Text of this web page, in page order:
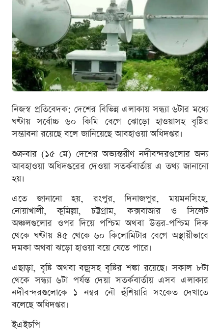
নিজস্ব প্রতিবেদক: দেশের বিভিন্ন এলাকায় সন্ধ্যা ৬টার মধ্যে
ঘণ্টায় সর্বোচ্চ ৬০ কিমি বেগে ঝোড়ো হাওয়াসহ বৃষ্টির
সম্ভাবনা রয়েছে বলে জানিয়েছে আবহাওয়া অধিদপ্তর।
শুক্রবার (১৫ মে) দেশের অভ্যন্তরীণ নদীবন্দরগুলোর জন্য
আবহাওয়া অধিদপ্তরের দেওয়া সতর্কবার্তায় এ তথ্য জানানো
হয়।
এতে জানানো হয়, রংপুর, দিনাজপুর, ময়মনসিংহ,
নোয়াখালী, কুমিল্লা, চট্টগ্রাম, কক্সবাজার ও সিলেট
অঞ্চলগুলোর ওপর দিয়ে পশ্চিম অথবা উত্তর-পশ্চিম দিক
থেকে ঘণ্টায় ৪৫ থেকে ৬০ কিলোমিটার বেগে অস্থায়ীভাবে
দমকা অথবা ঝড়ো হাওয়া বয়ে যেতে পারে।
এছাড়া, বৃষ্টি অথবা বজ্রসহ বৃষ্টির শঙ্কা রয়েছে। সকাল ৮টা
থেকে সন্ধ্যা ৬টা পর্যন্ত দেয়া সতর্কবার্তায় এসব এলাকার
নদীবন্দরগুলোকে ১ নম্বর নৌ হুঁশিয়ারি সংকেত দেখাতে
বলেছে অধিদপ্তর।
ইএইচপি